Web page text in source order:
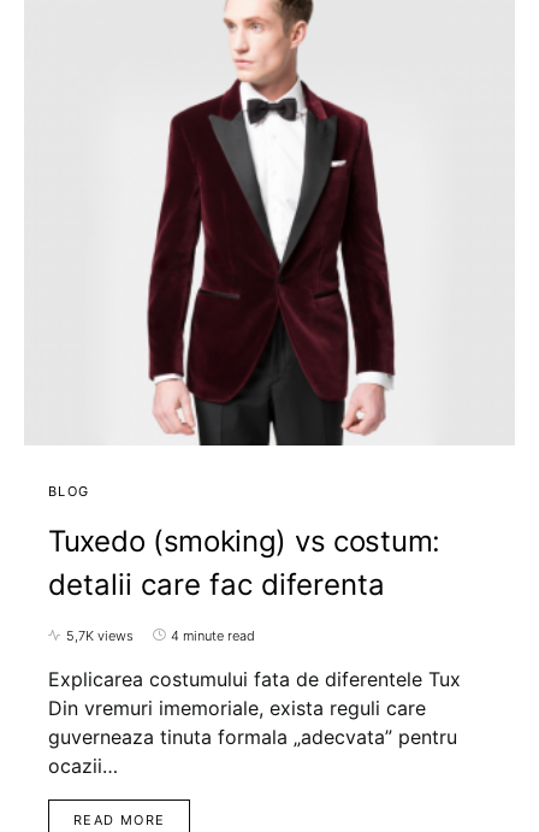
BLOG
Tuxedo (smoking) vs costum:
detalii care fac diferenta
5,7K views 4 minute read
Explicarea costumului fata de diferentele Tux
Din vremuri imemoriale, exista reguli care
guverneaza tinuta formala „adecvata” pentru
ocazii…
READ MORE